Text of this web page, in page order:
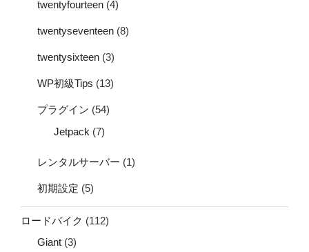
twentyfourteen (4)
twentyseventeen (8)
twentysixteen (3)
WP初級Tips (13)
プラグイン (54)
Jetpack (7)
レンタルサーバー (1)
初期設定 (5)
ロードバイク (112)
Giant (3)